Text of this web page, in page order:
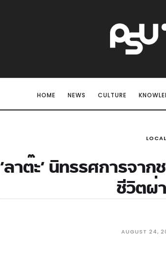
HOME NEWS CULTURE
‘ลาต๊ะ’ นิทรรศการจา
ชีวิตผ่
AUGUST 24,